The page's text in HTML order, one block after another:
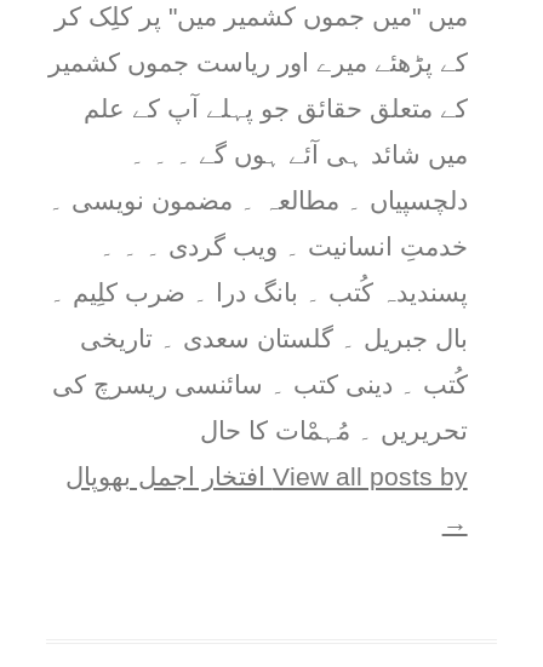
میں "میں جموں کشمیر میں" پر کلِک کر
کے پڑھئے میرے اور ریاست جموں کشمیر
کے متعلق حقائق جو پہلے آپ کے علم
میں شائد ہی آئے ہوں گے ۔ ۔ ۔
دلچسپیاں ۔ مطالعہ ۔ مضمون نویسی ۔
خدمتِ انسانیت ۔ ویب گردی ۔ ۔ ۔
پسندیدہ کُتب ۔ بانگ درا ۔ ضرب کلِیم ۔
بال جبریل ۔ گلستان سعدی ۔ تاریخی
کُتب ۔ دینی کتب ۔ سائنسی ریسرچ کی
تحریریں ۔ مُہمْات کا حال
View all posts by افتخار اجمل بھوپال
→